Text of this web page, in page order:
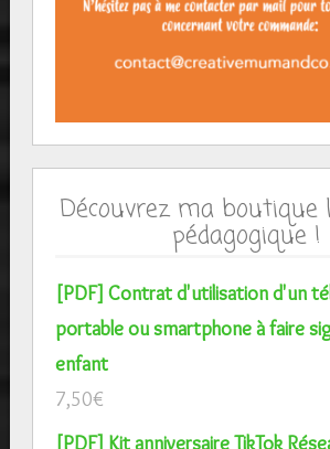
Découvrez ma boutique
pédagogique !
[PDF] Contrat d'utilisation d'un
portable ou smartphone à faire
enfant
7,50€
[PDF] Kit anniversaire TikTok